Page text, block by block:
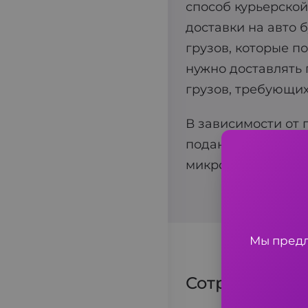
способ
доставки на авто
грузов, которые
нужно
грузов,
В зависимости от
поданы
микроавтобус.
Мы